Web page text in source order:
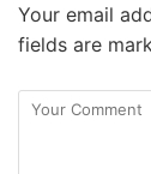
Your email
fields are